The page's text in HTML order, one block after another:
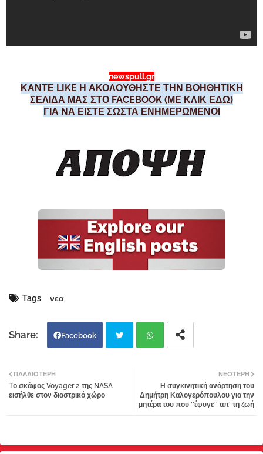
newspull.gr
ΚΑΝΤΕ LIKE Η ΑΚΟΛΟΥΘΗΣΤΕ ΤΗΝ ΒΟΗΘΗΤΙΚΗ
ΣΕΛΙΔΑ ΜΑΣ ΣΤΟ FACEBOOK (ΜΕ ΚΛΙΚ ΕΔΩ)
ΓΙΑ ΝΑ ΕΙΣΤΕ ΣΩΣΤΑ ΕΝΗΜΕΡΩΜΕΝΟΙ
Tags νεα
Facebook
ΝΕΌΤΕΡΗ
Η συγκινητική ανάρτηση του
Δημήτρη Καλογερόπουλου για την
μητέρα του που ''έφυγε'' απ' τη ζωή
ΠΑΛΑΙΌΤΕΡΗ
Tο σκάφος Voyager 2 της NASA
εισήλθε στον διαστρικό χώρο